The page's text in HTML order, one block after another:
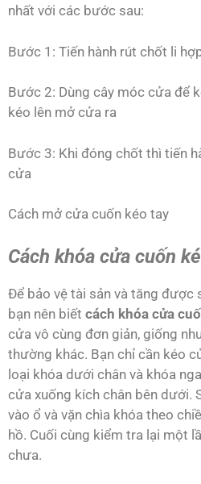
nhất với các bước sau:
Bước 1: Tiến hành rút chốt li
Bước 2: Dùng cây móc cửa để
kéo lên mở cửa ra
Bước 3: Khi đóng chốt thì tiến
cửa
Cách mở cửa cuốn kéo tay
Cách khóa cửa cuốn
Để bảo vệ tài sản và tăng được
bạn nên biết cách khóa cửa
cửa vô cùng đơn giản, giống
thường khác. Bạn chỉ cần kéo
loại khóa dưới chân và khóa
cửa xuống kích chân bên dưới.
vào ổ và vặn chìa khóa theo
hồ. Cuối cùng kiểm tra lại một
chưa.